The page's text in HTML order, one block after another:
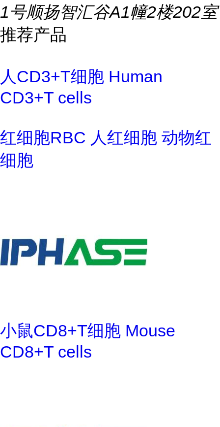
1号顺扬智汇谷A1幢2楼202室
推荐产品
人CD3+T细胞 Human
CD3+T cells
红细胞RBC 人红细胞 动物红
细胞
小鼠CD8+T细胞 Mouse
CD8+T cells